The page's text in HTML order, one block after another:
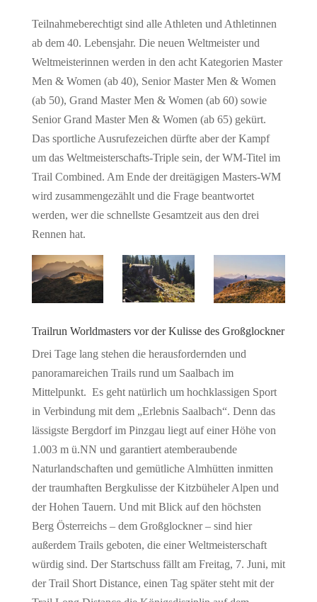
Teilnahmeberechtigt sind alle Athleten und Athletinnen
ab dem 40. Lebensjahr. Die neuen Weltmeister und
Weltmeisterinnen werden in den acht Kategorien Master
Men & Women (ab 40), Senior Master Men & Women
(ab 50), Grand Master Men & Women (ab 60) sowie
Senior Grand Master Men & Women (ab 65) gekürt.
Das sportliche Ausrufezeichen dürfte aber der Kampf
um das Weltmeisterschafts-Triple sein, der WM-Titel im
Trail Combined. Am Ende der dreitägigen Masters-WM
wird zusammengezählt und die Frage beantwortet
werden, wer die schnellste Gesamtzeit aus den drei
Rennen hat.
Trailrun Worldmasters vor der Kulisse des Großglockner
Drei Tage lang stehen die herausfordernden und
panoramareichen Trails rund um Saalbach im
Mittelpunkt. Es geht natürlich um hochklassigen Sport
in Verbindung mit dem „Erlebnis Saalbach“. Denn das
lässigste Bergdorf im Pinzgau liegt auf einer Höhe von
1.003 m ü.NN und garantiert atemberaubende
Naturlandschaften und gemütliche Almhütten inmitten
der traumhaften Bergkulisse der Kitzbüheler Alpen und
der Hohen Tauern. Und mit Blick auf den höchsten
Berg Österreichs – dem Großglockner – sind hier
außerdem Trails geboten, die einer Weltmeisterschaft
würdig sind. Der Startschuss fällt am Freitag, 7. Juni, mit
der Trail Short Distance, einen Tag später steht mit der